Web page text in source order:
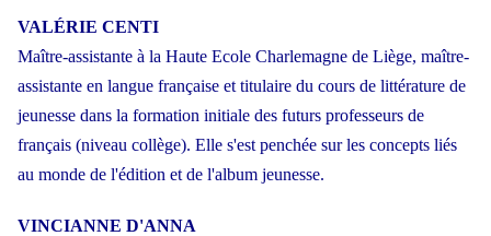
VALÉRIE CENTI
Maître-assistante à la Haute Ecole Charlemagne de Liège, maître-
assistante en langue française et titulaire du cours de littérature de
jeunesse dans la formation initiale des futurs professeurs de
français (niveau collège). Elle s'est penchée sur les concepts liés
au monde de l'édition et de l'album jeunesse.
VINCIANNE D'ANNA